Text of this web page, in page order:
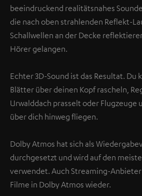
beeindruckend realitätsnahes
die nach oben strahlenden Reflekt-
Schallwellen an der Decke
Hörer gelangen.
Echter 3D-Sound ist das Resultat. Du
Blätter über deinen Kopf rascheln,
Urwalddach prasselt oder Flugzeuge
über dich hinweg fliegen.
Dolby Atmos hat sich als
durchgesetzt und wird auf den
verwendet. Auch Streaming-
Filme in Dolby Atmos wieder.